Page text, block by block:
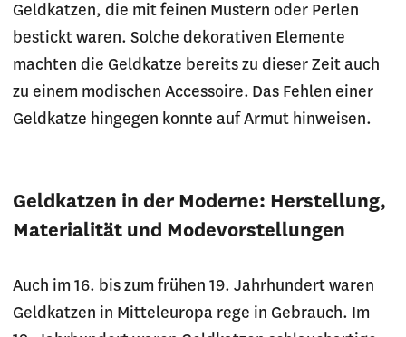
Geldkatzen, die mit feinen Mustern oder Perlen
bestickt waren. Solche dekorativen Elemente
machten die Geldkatze bereits zu dieser Zeit auch
zu einem modischen Accessoire. Das Fehlen einer
Geldkatze hingegen konnte auf Armut hinweisen.
Geldkatzen in der Moderne: Herstellung,
Materialität und Modevorstellungen
Auch im 16. bis zum frühen 19. Jahrhundert waren
Geldkatzen in Mitteleuropa rege in Gebrauch. Im